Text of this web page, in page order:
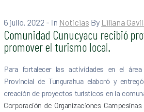
6 julio, 2022 - In Noticias By Liliana
Comunidad Cunucyacu recibió
promover el turismo local.
Para fortalecer las actividades en el
Provincial de Tungurahua elaboró y
creación de proyectos turísticos en la
Corporación de Organizaciones Campesinas